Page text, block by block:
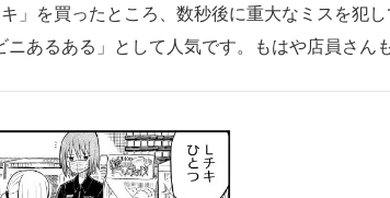
ットの話題
」を買ったところ、数秒後に重大なミスを犯
ニあるある」として人気です。もはや店員さん